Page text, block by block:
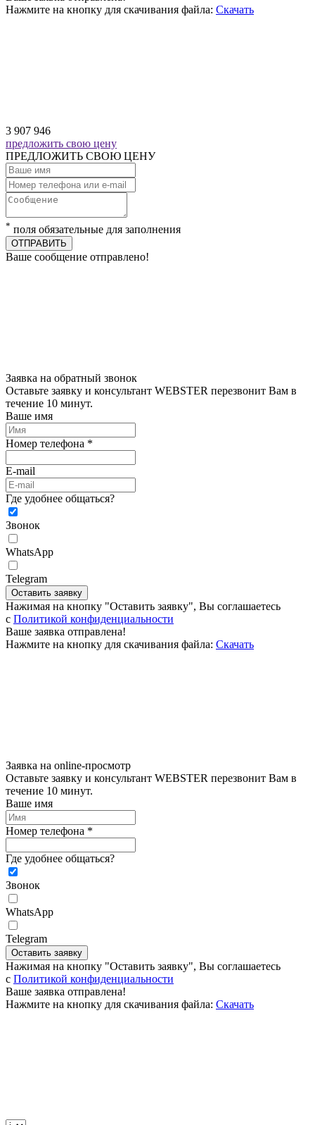
Нажмите на кнопку для скачивания файла: Скачать
3 907 946
предложить свою цену
ПРЕДЛОЖИТЬ СВОЮ ЦЕНУ
* поля обязательные для заполнения
ОТПРАВИТЬ
Ваше сообщение отправлено!
Заявка на обратный звонок
Оставьте заявку и консультант WEBSTER перезвонит Вам в
течение 10 минут.
Ваше имя
Номер телефона *
E-mail
Где удобнее общаться?
Звонок
WhatsApp
Telegram
Оставить заявку
Нажимая на кнопку "Оставить заявку", Вы соглашаетесь
c Политикой конфиденциальности
Ваше заявка отправлена!
Нажмите на кнопку для скачивания файла: Скачать
Заявка на online-просмотр
Оставьте заявку и консультант WEBSTER перезвонит Вам в
течение 10 минут.
Ваше имя
Номер телефона *
Где удобнее общаться?
Звонок
WhatsApp
Telegram
Оставить заявку
Нажимая на кнопку "Оставить заявку", Вы соглашаетесь
c Политикой конфиденциальности
Ваше заявка отправлена!
Нажмите на кнопку для скачивания файла: Скачать